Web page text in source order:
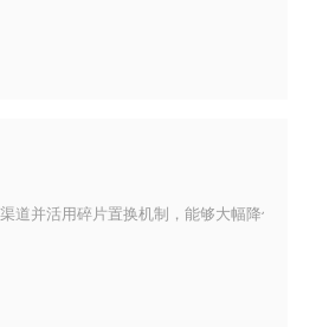
道并活用碎片置换机制，能够大幅降低少